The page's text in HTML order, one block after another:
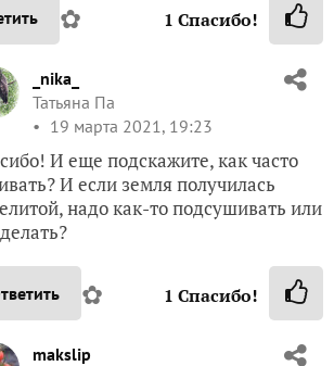
✿ 1 Спасибо!
_nika_
Татьяна Па
19 марта 2021, 19:23
И еще подскажите, как часто
И если земля получилась
надо как-то подсушивать или
✿ 1 Спасибо!
makslip